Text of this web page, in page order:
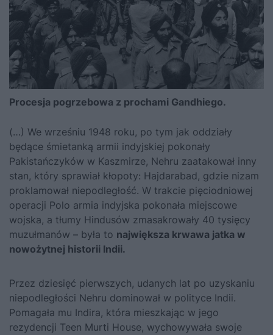
Procesja pogrzebowa z prochami Gandhiego.
(…) We wrześniu 1948 roku, po tym jak oddziały
będące śmietanką armii indyjskiej pokonały
Pakistańczyków w Kaszmirze, Nehru zaatakował inny
stan, który sprawiał kłopoty: Hajdarabad, gdzie nizam
proklamował niepodległość. W trakcie pięciodniowej
operacji Polo armia indyjska pokonała miejscowe
wojska, a tłumy Hindusów zmasakrowały 40 tysięcy
muzułmanów – była to największa krwawa jatka w
nowożytnej historii Indii.
Przez dziesięć pierwszych, udanych lat po uzyskaniu
niepodległości Nehru dominował w polityce Indii.
Pomagała mu Indira, która mieszkając w jego
rezydencji Teen Murti House, wychowywała swoje